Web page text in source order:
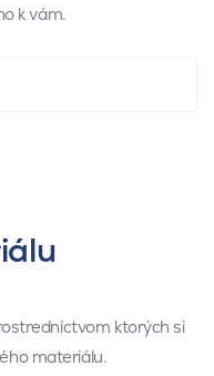
k vám.
ktorých si
materiálu.